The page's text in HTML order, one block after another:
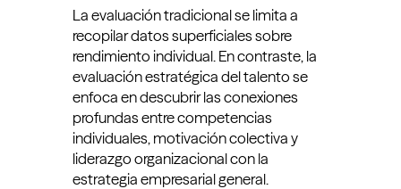
La evaluación tradicional se limita a
recopilar datos superficiales sobre
rendimiento individual. En contraste, la
evaluación estratégica del talento se
enfoca en descubrir las conexiones
profundas entre competencias
individuales, motivación colectiva y
liderazgo organizacional con la
estrategia empresarial general.